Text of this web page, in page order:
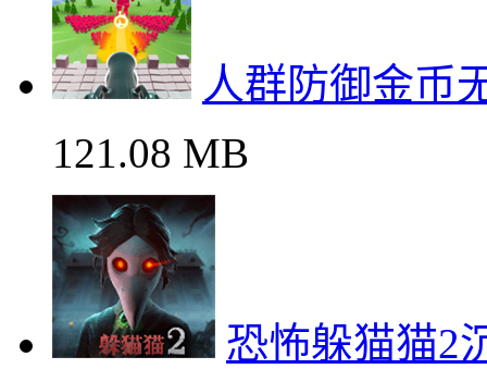
人群防御金币
121.08 MB
恐怖躲猫猫2